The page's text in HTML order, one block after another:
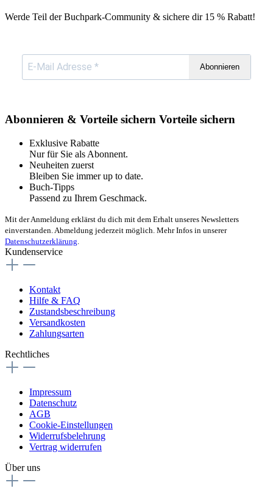
Werde Teil der Buchpark-Community & sichere dir 15 % Rabatt!
Abonnieren
Abonnieren & Vorteile sichern Vorteile sichern
Exklusive Rabatte
Nur für Sie als Abonnent.
Neuheiten zuerst
Bleiben Sie immer up to date.
Buch-Tipps
Passend zu Ihrem Geschmack.
Mit der Anmeldung erklärst du dich mit dem Erhalt unseres Newsletters
einverstanden. Abmeldung jederzeit möglich. Mehr Infos in unserer
Datenschutzerklärung
Kundenservice
Kontakt
Hilfe & FAQ
Zustandsbeschreibung
Versandkosten
Zahlungsarten
Rechtliches
Impressum
Datenschutz
AGB
Cookie-Einstellungen
Widerrufsbelehrung
Vertrag widerrufen
Über uns